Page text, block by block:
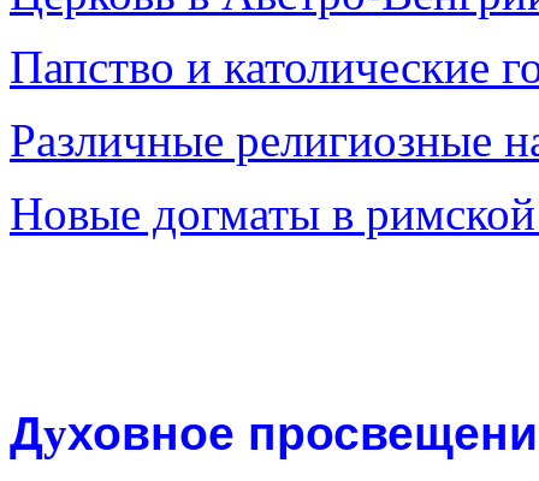
Папство и католические
Различные религиозные
Новые догматы в
Духовное